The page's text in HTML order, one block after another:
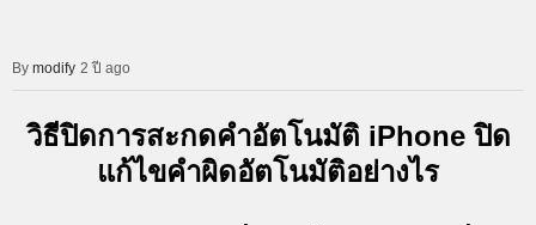
modify 2 ปี ago
วิธีปิดการสะกดคำอัตโนมัติ iPhone ปิด
แก้ไขคำผิดอัตโนมัติอย่างไร